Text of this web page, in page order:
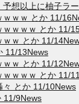
想以上に柚子ラ
ｗｗｗ とか 11/
ｗｗｗ とか 11/
ｗｗ とか 11/
11/13News
ｗｗ とか 11/
ｗｗｗｗ とか 11/
々 とか 11/10News
11/9News